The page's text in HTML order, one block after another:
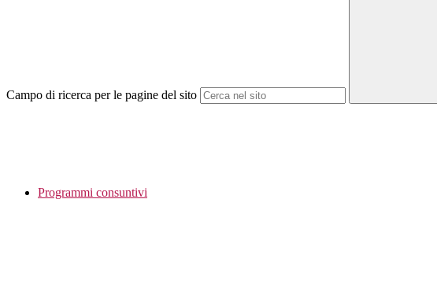
Campo di ricerca per le pagine del sito
Programmi consuntivi